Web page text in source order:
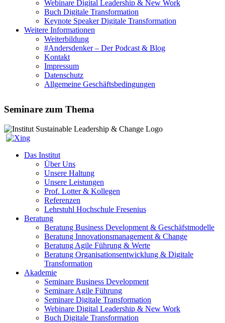
Webinare Digital Leadership & New Work
Buch Digitale Transformation
Keynote Speaker Digitale Transformation
Weitere Informationen
Weiterbildung
#Andersdenker – Der Podcast & Blog
Kontakt
Impressum
Datenschutz
Allgemeine Geschäftsbedingungen
Seminare zum Thema
Das Institut
Über Uns
Unsere Haltung
Unsere Leistungen
Prof. Lotter & Kollegen
Referenzen
Lehrstuhl Hochschule Fresenius
Beratung
Beratung Business Development & Geschäfstmodelle
Beratung Innovationsmanagement & Change
Beratung Agile Führung & Werte
Beratung Organisationsentwicklung & Digitale
Transformation
Akademie
Seminare Business Development
Seminare Agile Führung
Seminare Digitale Transformation
Webinare Digital Leadership & New Work
Buch Digitale Transformation